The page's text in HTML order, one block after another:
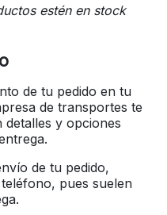
estén en stock
de tu pedido en tu
de transportes te
y opciones
de tu pedido,
pues suelen